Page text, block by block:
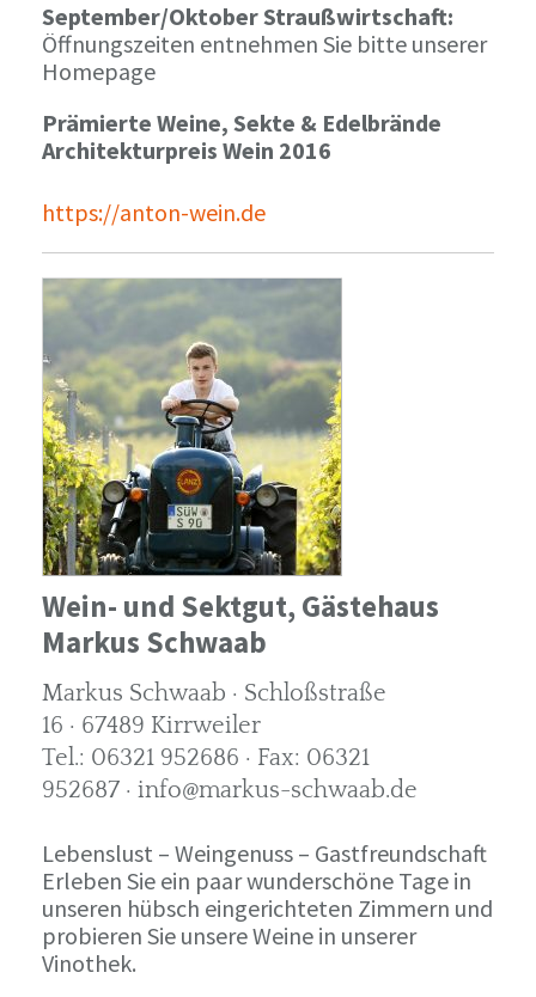
September/Oktober Straußwirtschaft:
Öffnungszeiten entnehmen Sie bitte unserer
Homepage
Prämierte Weine, Sekte & Edelbrände
Architekturpreis Wein 2016
https://anton-wein.de
Wein- und Sektgut, Gästehaus
Markus Schwaab
Markus Schwaab · Schloßstraße
16 · 67489 Kirrweiler
Tel.: 06321 952686 · Fax: 06321
952687 · info@markus-schwaab.de
Lebenslust – Weingenuss – Gastfreundschaft
Erleben Sie ein paar wunderschöne Tage in
unseren hübsch eingerichteten Zimmern und
probieren Sie unsere Weine in unserer
Vinothek.